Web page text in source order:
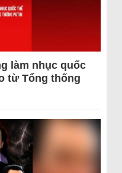
làm nhục quốc
từ Tổng thống